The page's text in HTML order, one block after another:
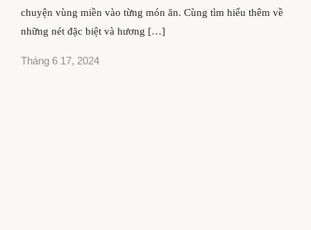
chuyện vùng miền vào từng món ăn. Cùng tìm hiểu thêm về
những nét đặc biệt và hương […]
Tháng 6 17, 2024